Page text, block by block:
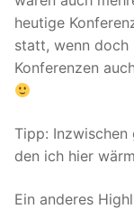
heutige
statt, wenn doch
Konferenzen
Tipp:
den ich hier
Ein anderes